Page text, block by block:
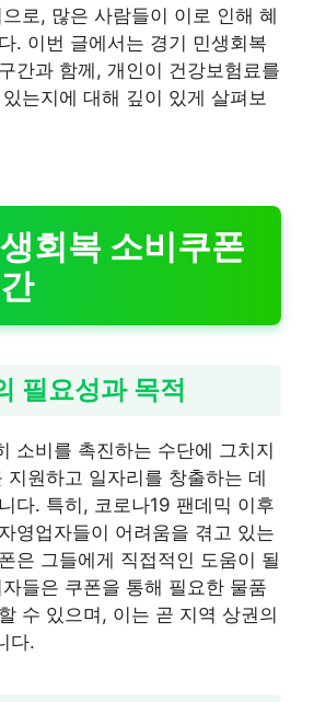
로, 많은 사람들이 이로 인해 혜
. 이번 글에서는 경기 민생회복
간과 함께, 개인이 건강보험료를
는지에 대해 깊이 있게 살펴보
회복 소비쿠폰
필요성과 목적
소비를 촉진하는 수단에 그치지
지원하고 일자리를 창출하는 데
다. 특히, 코로나19 팬데믹 이후
영업자들이 어려움을 겪고 있는
은 그들에게 직접적인 도움이 될
들은 쿠폰을 통해 필요한 물품
수 있으며, 이는 곧 지역 상권의
다.